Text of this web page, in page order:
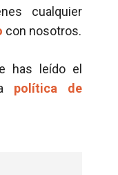
cualquier
con nosotros.
has leído el
política de